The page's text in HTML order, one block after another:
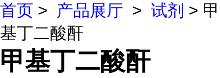
首页 > 产品展厅 > 试剂 > 甲
基丁二酸酐
甲基丁二酸酐